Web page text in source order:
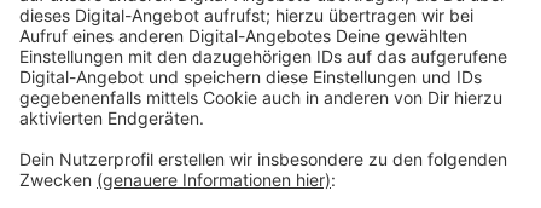
Steuer des Ferraris durfte, fuhr er mit dem roten 400-
PS-Wagen davon. Das Auto wurde nach der Tat in
einer Garage in Grevenbroich sicher gestellt.
Anzeige